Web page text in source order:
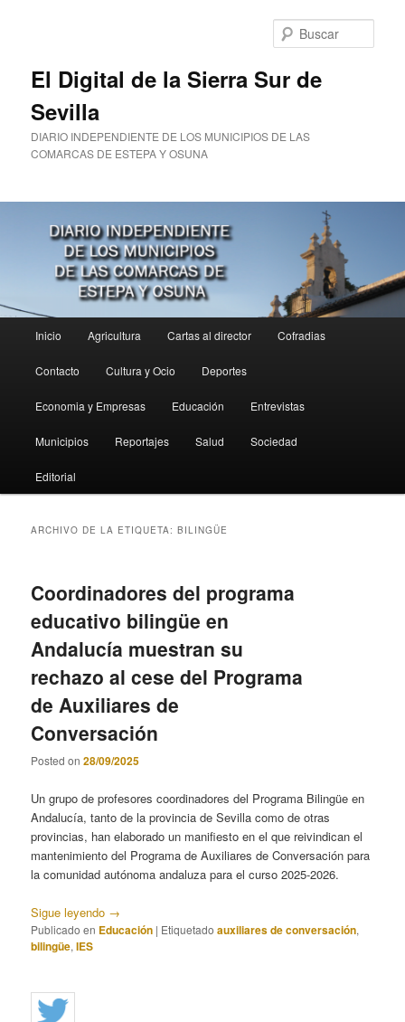
El Digital de la Sierra Sur de
Sevilla
DIARIO INDEPENDIENTE DE LOS MUNICIPIOS DE LAS
COMARCAS DE ESTEPA Y OSUNA
principal
Inicio Agricultura Cartas al director Cofradias
Contacto Cultura y Ocio Deportes
Economia y Empresas Educación Entrevistas
Municipios Reportajes Salud Sociedad
Editorial
ARCHIVO DE LA ETIQUETA:BILINGÜE
Coordinadores del programa
educativo bilingüe en
Andalucía muestran su
rechazo al cese del Programa
de Auxiliares de
Conversación
Posted on28/09/2025
Un grupo de profesores coordinadores del Programa Bilingüe en
Andalucía, tanto de la provincia de Sevilla como de otras
provincias, han elaborado un manifiesto en el que reivindican el
mantenimiento del Programa de Auxiliares de Conversación para
la comunidad autónoma andaluza para el curso 2025-2026.
Sigue leyendo →
Publicado en Educación | Etiquetado auxiliares de conversación,
bilingüe,IES